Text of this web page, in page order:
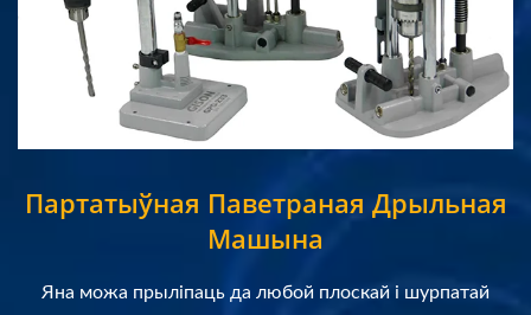
Партатыўная Паветраная Дрыльная
Машына
Яна можа прыліпаць да любой плоскай і шурпатай